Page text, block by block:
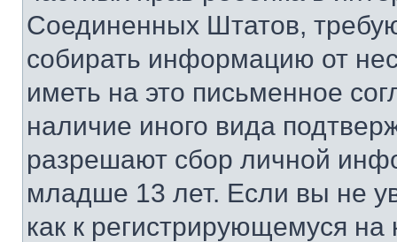
Соединенных Штатов,
собирать информацию от
иметь на это письменное
наличие иного вида
разрешают сбор личной
младше 13 лет. Если вы не
как к регистрирующемуся